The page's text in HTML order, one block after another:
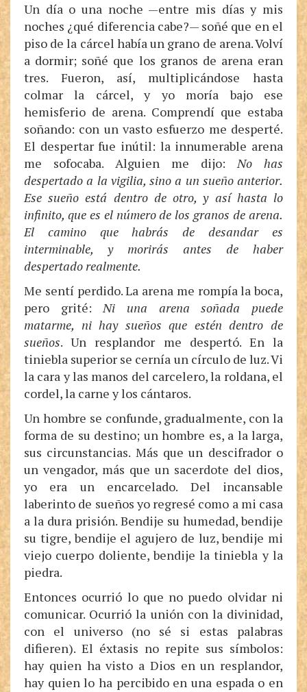
Un día o una noche —entre mis días y mis
noches ¿qué diferencia cabe?— soñé que en el
piso de la cárcel había un grano de arena. Volví
a dormir; soñé que los granos de arena eran
tres. Fueron, así, multiplicándose hasta
colmar la cárcel, y yo moría bajo ese
hemisferio de arena. Comprendí que estaba
soñando: con un vasto esfuerzo me desperté.
El despertar fue inútil: la innumerable arena
me sofocaba. Alguien me dijo:No has
despertado a la vigilia, sino a un sueño anterior.
Ese sueño está dentro de otro, y así hasta lo
infinito, que es el número de los granos de arena.
El camino que habrás de desandar es
interminable, y morirás antes de haber
despertado realmente.
Me sentí perdido. La arena me rompía la boca,
pero grité:Ni una arena soñada puede
matarme, ni hay sueños que estén dentro de
sueños. Un resplandor me despertó. En la
tiniebla superior se cernía un círculo de luz. Vi
la cara y las manos del carcelero, la roldana, el
cordel, la carne y los cántaros.
Un hombre se confunde, gradualmente, con la
forma de su destino; un hombre es, a la larga,
sus circunstancias. Más que un descifrador o
un vengador, más que un sacerdote del dios,
yo era un encarcelado. Del incansable
laberinto de sueños yo regresé como a mi casa
a la dura prisión. Bendije su humedad, bendije
su tigre, bendije el agujero de luz, bendije mi
viejo cuerpo doliente, bendije la tiniebla y la
piedra.
Entonces ocurrió lo que no puedo olvidar ni
comunicar. Ocurrió la unión con la divinidad,
con el universo (no sé si estas palabras
difieren). El éxtasis no repite sus símbolos:
hay quien ha visto a Dios en un resplandor,
hay quien lo ha percibido en una espada o en